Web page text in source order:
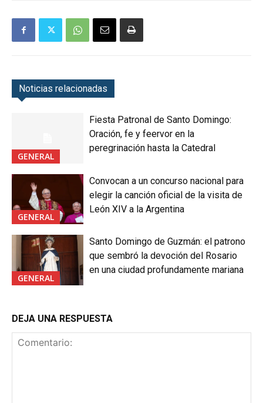
Noticias relacionadas
GENERAL
Fiesta Patronal de Santo Domingo:
Oración, fe y feervor en la
peregrinación hasta la Catedral
GENERAL
Convocan a un concurso nacional para
elegir la canción oficial de la visita de
León XIV a la Argentina
GENERAL
Santo Domingo de Guzmán: el patrono
que sembró la devoción del Rosario
en una ciudad profundamente mariana
DEJA UNA RESPUESTA